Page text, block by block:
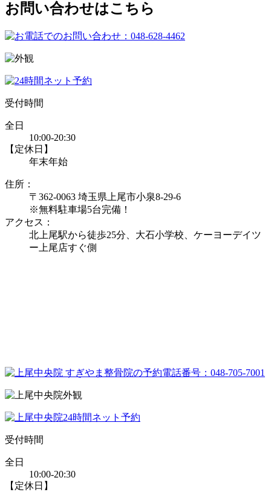
お問い合わせはこちら
受付時間
全日
10:00-20:30
【定休日】
年末年始
住所：
〒362-0063 埼玉県上尾市小泉8-29-6
※無料駐車場5台完備！
アクセス：
北上尾駅から徒歩25分、大石小学校、ケーヨーデイツ
ー上尾店すぐ側
受付時間
全日
10:00-20:30
【定休日】